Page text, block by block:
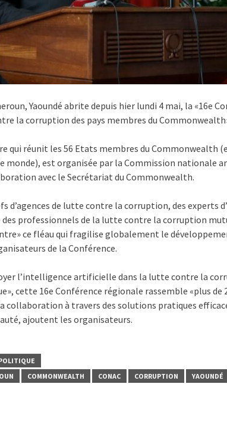
Yaoundé abrite depuis hier lundi 4 mai, la «16e
la corruption des pays membres du
qui réunit les 56 Etats membres du Commonwealth
monde), est organisée par la Commission nationale
avec le Secrétariat du Commonwealth.
d’agences de lutte contre la corruption, des experts
professionnels de la lutte contre la corruption
ce fléau qui fragilise globalement le
de la Conférence.
l’intelligence artificielle dans la lutte contre la
cette 16e Conférence régionale rassemble «plus de
collaboration à travers des solutions pratiques
ajoutent les organisateurs.
COMMONWEALTH CONAC CORRUPTION YAOUNDÉ